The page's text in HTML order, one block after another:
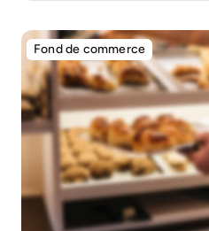
Fond de commerce